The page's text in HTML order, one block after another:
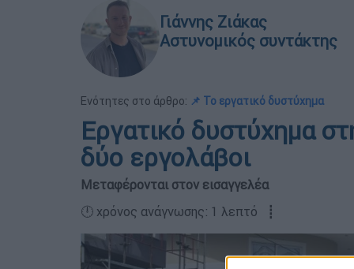
Γιάννης Ζιάκας
Αστυνομικός συντάκτης
Ενότητες στο άρθρο: 📌 Το εργατικό δυστύχημα
Εργατικό δυστύχημα
δύο εργολάβοι
Μεταφέρονται στον εισαγγελέα
🕛 χρόνος ανάγνωσης: 1 λεπτό ┋